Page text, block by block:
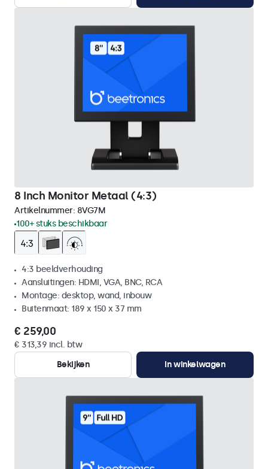
8 Inch Monitor Metaal (4:3)
Artikelnummer: 8VG7M
100+ stuks beschikbaar
4:3 beeldverhouding
Aansluitingen: HDMI, VGA, BNC, RCA
Montage: desktop, wand, inbouw
Buitenmaat: 189 x 150 x 37 mm
€ 259,00
€ 313,39 incl. btw
Bekijken
In winkelwagen